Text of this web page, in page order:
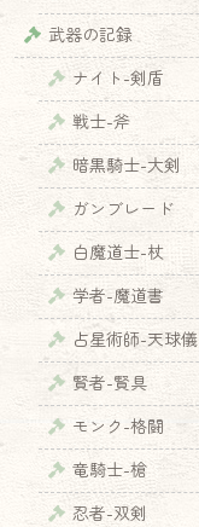
武器の記録
ナイト-剣盾
戦士-斧
暗黒騎士-大剣
ガンブレード
白魔道士-杖
学者-魔道書
占星術師-天球儀
賢者-賢具
モンク-格闘
竜騎士-槍
忍者-双剣